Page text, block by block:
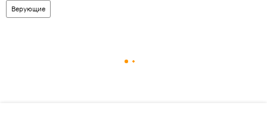
Верующие